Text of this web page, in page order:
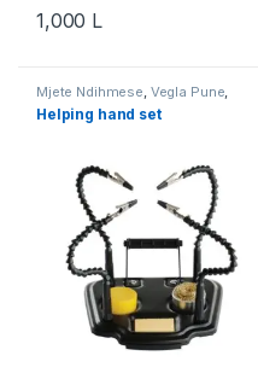
1,000 L
Mjete Ndihmese, Vegla Pune,
Workshop & Equipment
Helping hand set